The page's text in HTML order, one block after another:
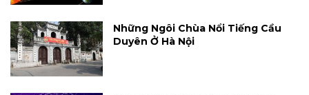
Những Ngôi Chùa Nổi Tiếng Cầu
Duyên Ở Hà Nội